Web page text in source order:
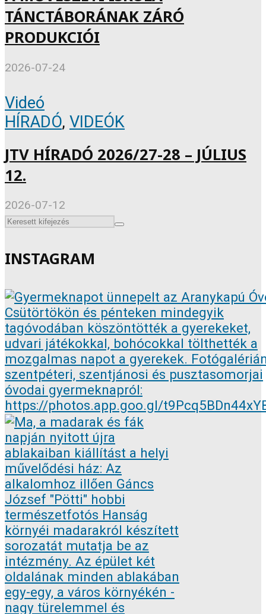
TÁNCTÁBORÁNAK ZÁRÓ
PRODUKCIÓI
2026-07-24
Videó
HÍRADÓ, VIDEÓK
JTV HÍRADÓ 2026/27-28 – JÚLIUS
12.
2026-07-12
INSTAGRAM